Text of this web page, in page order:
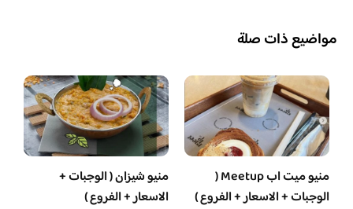
مواضيع ذات صلة
منيو ميت اب Meetup (
الوجبات + الاسعار + الفروع )
منيو شيزان ( الوجبات +
الاسعار + الفروع )